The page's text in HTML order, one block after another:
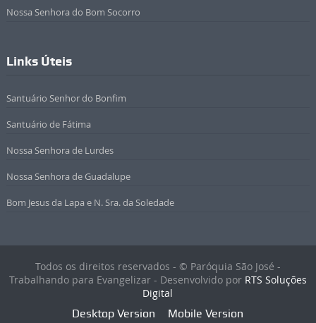
Nossa Senhora do Bom Socorro
Links Úteis
Santuário Senhor do Bonfim
Santuário de Fátima
Nossa Senhora de Lurdes
Nossa Senhora de Guadalupe
Bom Jesus da Lapa e N. Sra. da Soledade
Todos os direitos reservados - © Paróquia São José -
Trabalhando para Evangelizar - Desenvolvido por RTS Soluções
Digital
Desktop Version
Mobile Version